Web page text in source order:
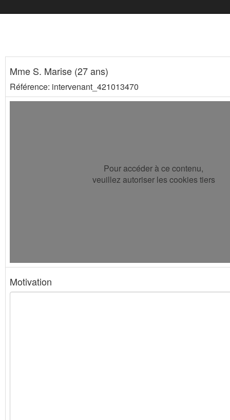
Mme S. Marise (27 ans)
Référence: intervenant_421013470
Pour accéder à ce contenu,
veuillez autoriser les cookies tiers
Motivation